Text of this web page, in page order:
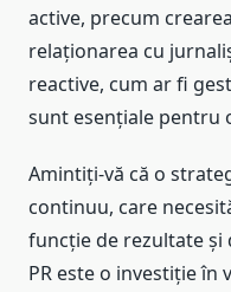
active, precum
relaționarea cu
reactive, cum ar fi
sunt esențiale pentru
Amintiți-vă că o
continuu, care
funcție de rezultate și
PR este o investiție în